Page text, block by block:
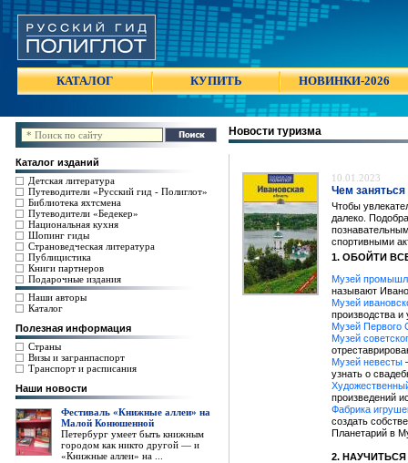
КАТАЛОГ КУПИТЬ НОВИНКИ-2026
Каталог изданий
Детская литература
Путеводители «Русский гид - Полиглот»
Библиотека яхтсмена
Путеводители «Бедекер»
Национальная кухня
Шопинг гиды
Страноведческая литература
Публицистика
Книги партнеров
Подарочные издания
Наши авторы
Каталог
Полезная информация
Страны
Визы и загранпаспорт
Транспорт и расписания
Наши новости
Фестиваль «Книжные аллеи» на
Малой Конюшенной
Петербург умеет быть книжным
городом как никто другой — и
«Книжные аллеи» на ...
Новости туризма
10.01.2023
Чем
Чтобы
далеко.
спортивными
1. ОБОЙТИ
Музей
называют
Музей
производства и
Музей Первого
Музей
Музей невесты
узнать о
произведений
Фабрика
создать
Планетарий в
2.